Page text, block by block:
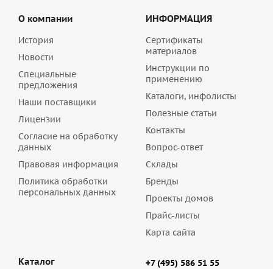
О компании
История
Новости
Специальные
предложения
Наши поставщики
Лицензии
Согласие на обработку
данных
Правовая информация
Политика обработки
персональных данных
ИНФОРМАЦИЯ
Сертификаты
материалов
Инструкции по
применению
Каталоги, инфолисты
Полезные статьи
Контакты
Вопрос-ответ
Склады
Бренды
Проекты домов
Прайс-листы
Карта сайта
Каталог
+7 (495) 586 51 55